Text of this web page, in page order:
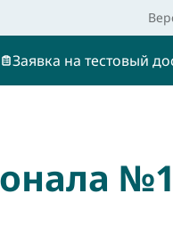
Заявка на тестовый
№1